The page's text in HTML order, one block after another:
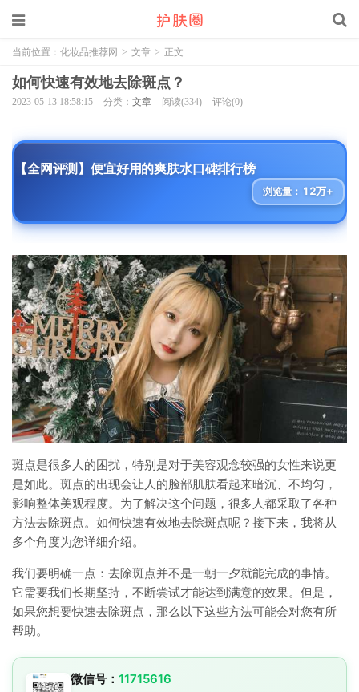
当前位置： 化妆品推荐网 > 文章 > 正文
如何快速有效地去除斑点？
2023-05-13 18:58:15 分类： 文章 阅读(334) 评论(0)
【全网评测】便宜好用的爽肤水口碑排行榜
浏览量： 12万+
斑点是很多人的困扰，特别是对于美容观念较强的女性来说更
是如此。斑点的出现会让人的脸部肌肤看起来暗沉、不均匀，
影响整体美观程度。为了解决这个问题，很多人都采取了各种
方法去除斑点。如何快速有效地去除斑点呢？接下来，我将从
多个角度为您详细介绍。
我们要明确一点：去除斑点并不是一朝一夕就能完成的事情。
它需要我们长期坚持，不断尝试才能达到满意的效果。但是，
如果您想要快速去除斑点，那么以下这些方法可能会对您有所
帮助。
微信号： 11715616